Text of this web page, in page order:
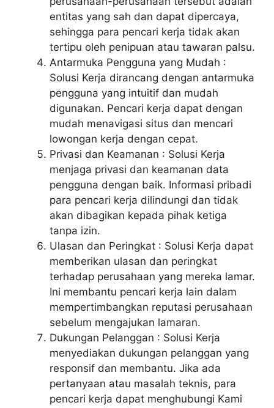
entitas yang sah dan dapat dipercaya,
sehingga para pencari kerja tidak akan
tertipu oleh penipuan atau tawaran palsu.
Antarmuka Pengguna yang Mudah :
Solusi Kerja dirancang dengan antarmuka
pengguna yang intuitif dan mudah
digunakan. Pencari kerja dapat dengan
mudah menavigasi situs dan mencari
lowongan kerja dengan cepat.
Privasi dan Keamanan : Solusi Kerja
menjaga privasi dan keamanan data
pengguna dengan baik. Informasi pribadi
para pencari kerja dilindungi dan tidak
akan dibagikan kepada pihak ketiga
tanpa izin.
Ulasan dan Peringkat : Solusi Kerja dapat
memberikan ulasan dan peringkat
terhadap perusahaan yang mereka lamar.
Ini membantu pencari kerja lain dalam
mempertimbangkan reputasi perusahaan
sebelum mengajukan lamaran.
Dukungan Pelanggan : Solusi Kerja
menyediakan dukungan pelanggan yang
responsif dan membantu. Jika ada
pertanyaan atau masalah teknis, para
pencari kerja dapat menghubungi Kami